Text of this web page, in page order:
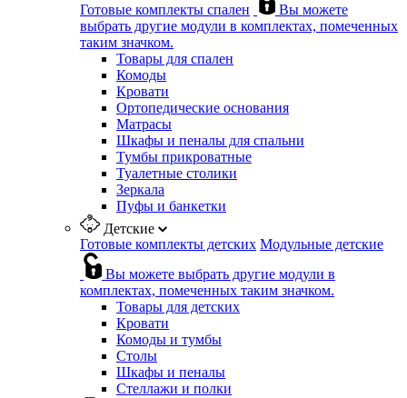
Готовые комплекты спален
Вы можете
выбрать другие модули в комплектах, помеченных
таким значком.
Товары для спален
Комоды
Кровати
Ортопедические основания
Матрасы
Шкафы и пеналы для спальни
Тумбы прикроватные
Туалетные столики
Зеркала
Пуфы и банкетки
Детские
Готовые комплекты детских Модульные детские
Вы можете выбрать другие модули в
комплектах, помеченных таким значком.
Товары для детских
Кровати
Комоды и тумбы
Столы
Шкафы и пеналы
Стеллажи и полки